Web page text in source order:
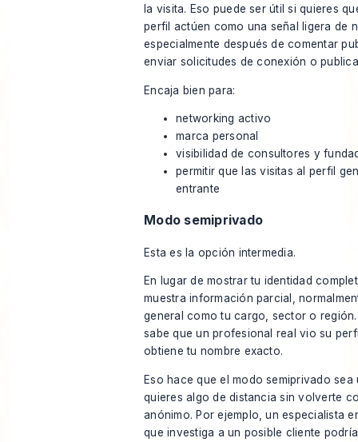
la visita. Eso puede ser útil si quieres
perfil actúen como una señal ligera de
especialmente después de comentar
enviar solicitudes de conexión o
Encaja bien para:
networking activo
marca personal
visibilidad de consultores y
permitir que las visitas al perfil
entrante
Modo semiprivado
Esta es la opción intermedia.
En lugar de mostrar tu identidad
muestra información parcial,
general como tu cargo, sector o
sabe que un profesional real vio su
obtiene tu nombre exacto.
Eso hace que el modo semiprivado sea
quieres algo de distancia sin volverte
anónimo. Por ejemplo, un especialista
que investiga a un posible cliente